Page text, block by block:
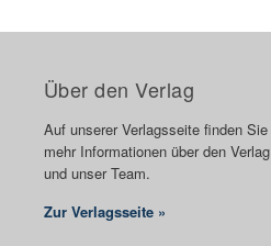
Über den Verlag
Auf unserer Verlagsseite finden Sie
mehr Informationen über den Verlag
und unser Team.
Zur Verlagsseite »